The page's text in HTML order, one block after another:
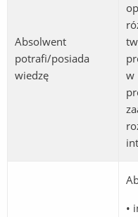
Absolwent
potrafi/posiada
wiedzę
w
•